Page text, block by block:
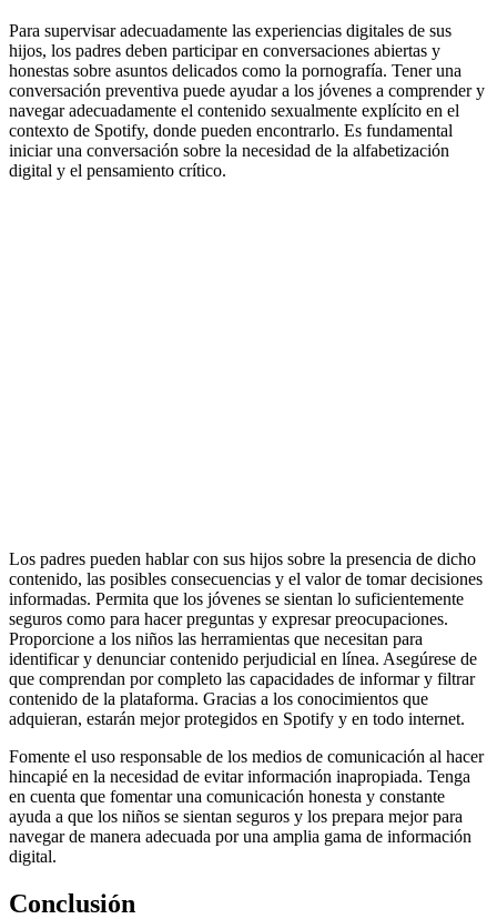
Para supervisar adecuadamente las experiencias digitales de sus
hijos, los padres deben participar en conversaciones abiertas y
honestas sobre asuntos delicados como la pornografía. Tener una
conversación preventiva puede ayudar a los jóvenes a comprender y
navegar adecuadamente el contenido sexualmente explícito en el
contexto de Spotify, donde pueden encontrarlo. Es fundamental
iniciar una conversación sobre la necesidad de la alfabetización
digital y el pensamiento crítico.
Los padres pueden hablar con sus hijos sobre la presencia de dicho
contenido, las posibles consecuencias y el valor de tomar decisiones
informadas. Permita que los jóvenes se sientan lo suficientemente
seguros como para hacer preguntas y expresar preocupaciones.
Proporcione a los niños las herramientas que necesitan para
identificar y denunciar contenido perjudicial en línea. Asegúrese de
que comprendan por completo las capacidades de informar y filtrar
contenido de la plataforma. Gracias a los conocimientos que
adquieran, estarán mejor protegidos en Spotify y en todo internet.
Fomente el uso responsable de los medios de comunicación al hacer
hincapié en la necesidad de evitar información inapropiada. Tenga
en cuenta que fomentar una comunicación honesta y constante
ayuda a que los niños se sientan seguros y los prepara mejor para
navegar de manera adecuada por una amplia gama de información
digital.
Conclusión